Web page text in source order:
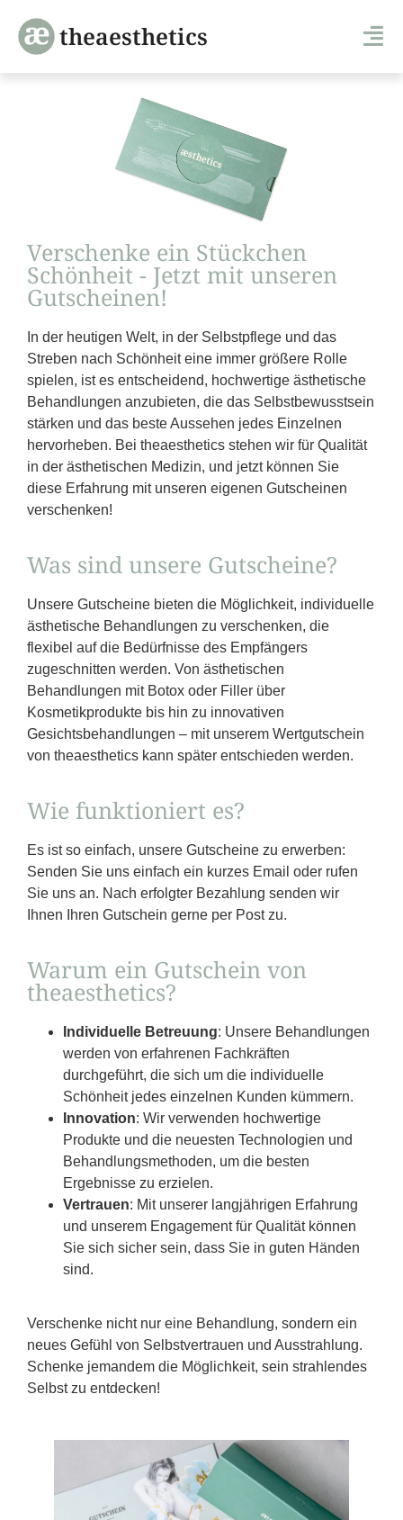
theaesthetics
Verschenke ein Stückchen
Schönheit - Jetzt mit unseren
Gutscheinen!
In der heutigen Welt, in der Selbstpflege und das
Streben nach Schönheit eine immer größere Rolle
spielen, ist es entscheidend, hochwertige ästhetische
Behandlungen anzubieten, die das Selbstbewusstsein
stärken und das beste Aussehen jedes Einzelnen
hervorheben. Bei theaesthetics stehen wir für Qualität
in der ästhetischen Medizin, und jetzt können Sie
diese Erfahrung mit unseren eigenen Gutscheinen
verschenken!
Was sind unsere Gutscheine?
Unsere Gutscheine bieten die Möglichkeit, individuelle
ästhetische Behandlungen zu verschenken, die
flexibel auf die Bedürfnisse des Empfängers
zugeschnitten werden. Von ästhetischen
Behandlungen mit Botox oder Filler über
Kosmetikprodukte bis hin zu innovativen
Gesichtsbehandlungen – mit unserem Wertgutschein
von theaesthetics kann später entschieden werden.
Wie funktioniert es?
Es ist so einfach, unsere Gutscheine zu erwerben:
Senden Sie uns einfach ein kurzes Email oder rufen
Sie uns an. Nach erfolgter Bezahlung senden wir
Ihnen Ihren Gutschein gerne per Post zu.
Warum ein Gutschein von
theaesthetics?
Individuelle Betreuung: Unsere Behandlungen
werden von erfahrenen Fachkräften
durchgeführt, die sich um die individuelle
Schönheit jedes einzelnen Kunden kümmern.
Innovation: Wir verwenden hochwertige
Produkte und die neuesten Technologien und
Behandlungsmethoden, um die besten
Ergebnisse zu erzielen.
Vertrauen: Mit unserer langjährigen Erfahrung
und unserem Engagement für Qualität können
Sie sich sicher sein, dass Sie in guten Händen
sind.
Verschenke nicht nur eine Behandlung, sondern ein
neues Gefühl von Selbstvertrauen und Ausstrahlung.
Schenke jemandem die Möglichkeit, sein strahlendes
Selbst zu entdecken!